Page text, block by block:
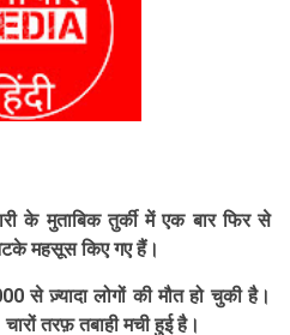
के मुताबिक तुर्की में एक बार फिर से
महसूस किए गए हैं।
से ज़्यादा लोगों की मौत हो चुकी है।
तरफ़ तबाही मची हुई है।